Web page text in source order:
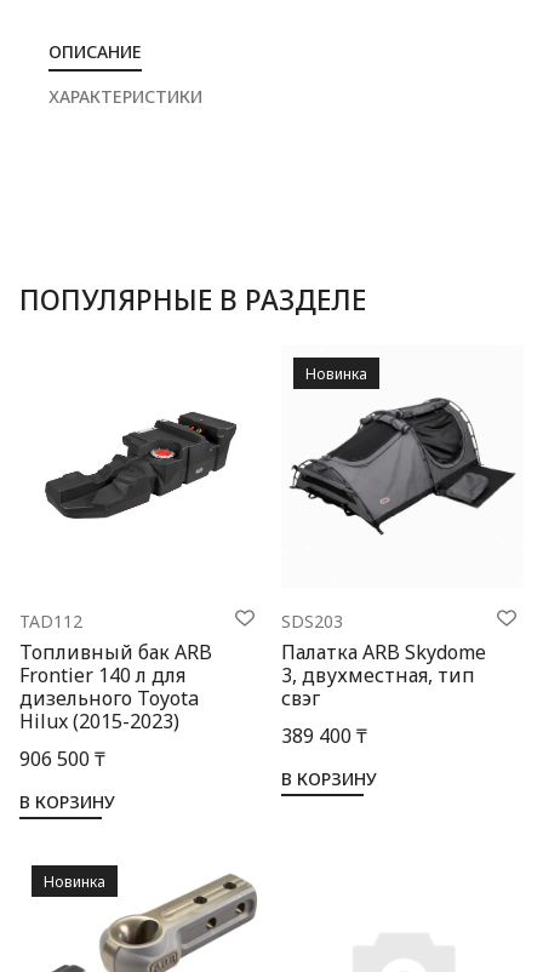
ОПИСАНИЕ
ХАРАКТЕРИСТИКИ
ПОПУЛЯРНЫЕ В РАЗДЕЛЕ
TAD112
Топливный бак ARB
Frontier 140 л для
дизельного Toyota
Hilux (2015-2023)
906 500 ₸
В КОРЗИНУ
SDS203
Палатка ARB Skydome
3, двухместная, тип
свэг
389 400 ₸
В КОРЗИНУ
Новинка
Новинка